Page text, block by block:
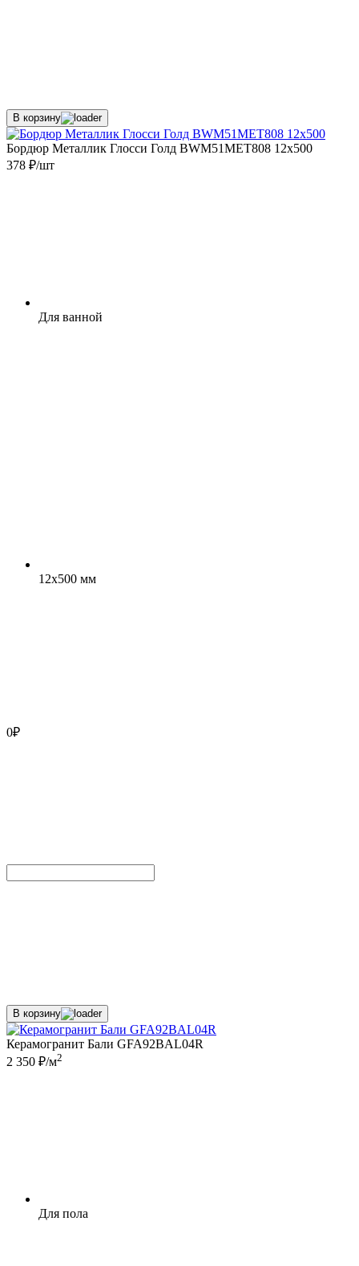
В корзину
Бордюр Металлик Глосси Голд BWM51MET808 12x500
378 ₽/шт
Для ванной
12x500 мм
0₽
В корзину
Керамогранит Бали GFA92BAL04R
2 350 ₽/м2
Для пола